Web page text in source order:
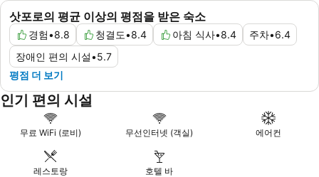
삿포로의 평균 이상의 평점을 받은 숙소
경험•8.8 청결도•8.4 아침 식사•8.4 주차•6.4
장애인 편의 시설•5.7
평점 더 보기
인기 편의 시설
무료 WiFi (로비) 무선인터넷 (객실) 에어컨
레스토랑 호텔 바